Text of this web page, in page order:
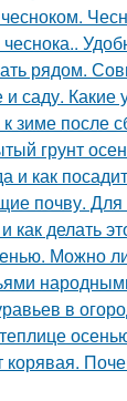
рядом.
саду. Какие
зиме после
грунт
и как
почву. Для
как делать
Можно
в
корявая.